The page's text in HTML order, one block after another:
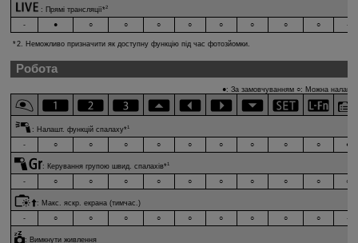
: Прямі трансляції*2
- ● ○ ○ ○ ○ ○ ○ ○ ○ -
2. Неможливо призначити як доступну функцію під час фотозйомки.
Робота
●: За замовчуванням ○: Можна
: Налашт. функцій спалаху*1
- ○ ○ ○ ○ ○ ○ ○ ○ ○ ●
: Керування групою швид. спалахів*1
- ○ ○ ○ ○ ○ ○ ○ ○ ○ ○
: Макс. яскр. екрана (тимчас.)
-
○ ○ ○ ○ ○ ○ ○ ○ ○ -
: Вимкнути живлення